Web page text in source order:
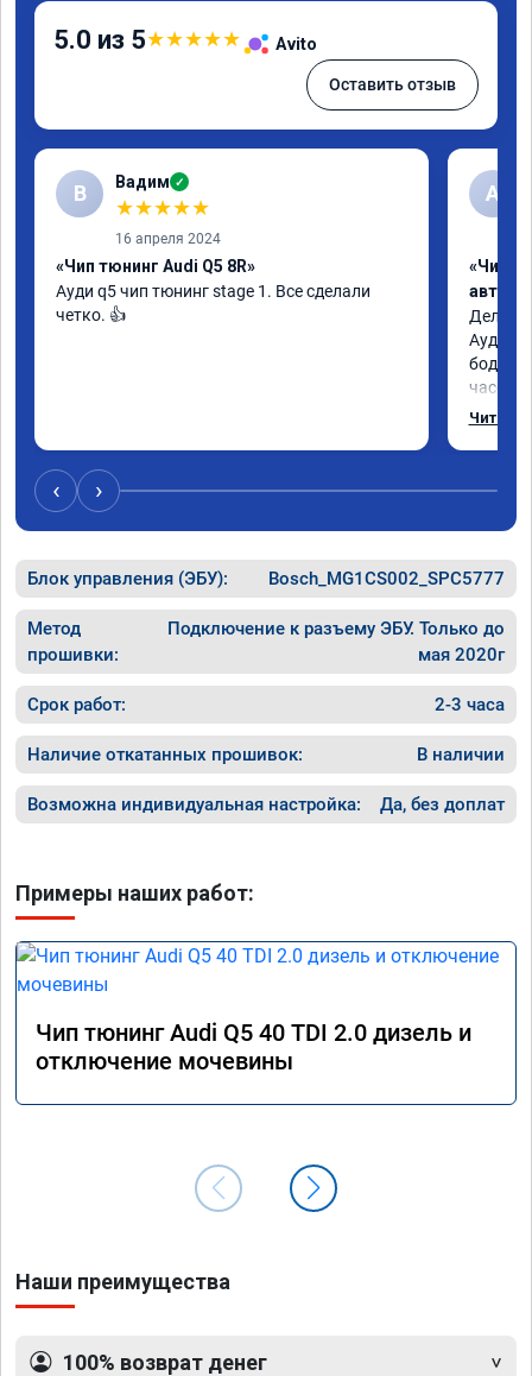
5.0 из 5★★★★★ Avito
Оставить отзыв
В Вадим ✓
★★★★★
16 апреля 2024
«Чип тюнинг Audi Q5 8R»
Ауди q5 чип тюнинг stage 1. Все сделали
четко. 👍
А
«Чип
Делал
как
Читать
‹ ›
Блок управления (ЭБУ): Bosch_MG1CS002_SPC5777
Метод
прошивки:
Подключение к разъему ЭБУ. Только до
мая 2020г
Срок работ: 2-3 часа
Наличие откатанных прошивок: В наличии
Возможна индивидуальная настройка: Да, без доплат
Примеры наших работ:
Чип тюнинг Audi Q5 40 TDI 2.0 дизель и
отключение мочевины
Наши преимущества
100% возврат денег